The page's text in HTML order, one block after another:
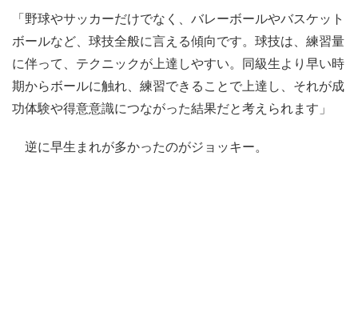
「野球やサッカーだけでなく、バレーボールやバスケット
ボールなど、球技全般に言える傾向です。球技は、練習量
に伴って、テクニックが上達しやすい。同級生より早い時
期からボールに触れ、練習できることで上達し、それが成
功体験や得意意識につながった結果だと考えられます」
逆に早生まれが多かったのがジョッキー。